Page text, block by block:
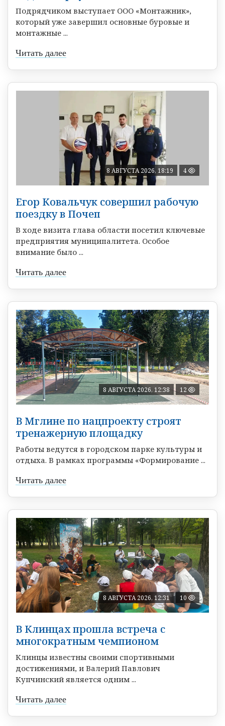
Подрядчиком выступает ООО «Монтажник»,
который уже завершил основные буровые и
монтажные ...
Читать далее
8 АВГУСТА 2026, 18:19 4
Егор Ковальчук совершил рабочую
поездку в Почеп
В ходе визита глава области посетил ключевые
предприятия муниципалитета. Особое
внимание было ...
Читать далее
8 АВГУСТА 2026, 12:38 12
В Мглине по нацпроекту строят
тренажерную площадку
Работы ведутся в городском парке культуры и
отдыха. В рамках программы «Формирование ...
Читать далее
8 АВГУСТА 2026, 12:31 10
В Клинцах прошла встреча с
многократным чемпионом
Клинцы известны своими спортивными
достижениями, и Валерий Павлович
Купчинский является одним ...
Читать далее